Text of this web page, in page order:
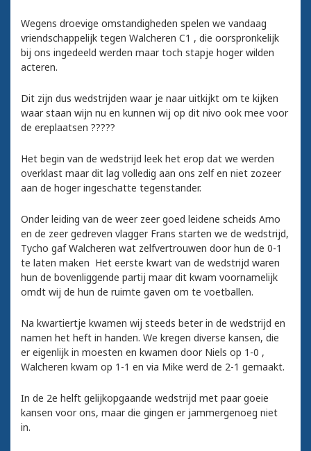
Wegens droevige omstandigheden spelen we vandaag
vriendschappelijk tegen Walcheren C1 , die oorspronkelijk
bij ons ingedeeld werden maar toch stapje hoger wilden
acteren.
Dit zijn dus wedstrijden waar je naar uitkijkt om te kijken
waar staan wijn nu en kunnen wij op dit nivo ook mee voor
de ereplaatsen ?????
Het begin van de wedstrijd leek het erop dat we werden
overklast maar dit lag volledig aan ons zelf en niet zozeer
aan de hoger ingeschatte tegenstander.
Onder leiding van de weer zeer goed leidene scheids Arno
en de zeer gedreven vlagger Frans starten we de wedstrijd,
Tycho gaf Walcheren wat zelfvertrouwen door hun de 0-1
te laten maken Het eerste kwart van de wedstrijd waren
hun de bovenliggende partij maar dit kwam voornamelijk
omdt wij de hun de ruimte gaven om te voetballen.
Na kwartiertje kwamen wij steeds beter in de wedstrijd en
namen het heft in handen. We kregen diverse kansen, die
er eigenlijk in moesten en kwamen door Niels op 1-0 ,
Walcheren kwam op 1-1 en via Mike werd de 2-1 gemaakt.
In de 2e helft gelijkopgaande wedstrijd met paar goeie
kansen voor ons, maar die gingen er jammergenoeg niet
in.